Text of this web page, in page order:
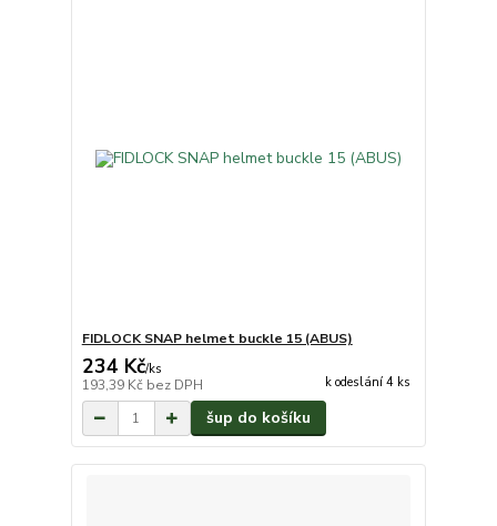
FIDLOCK SNAP helmet buckle 15 (ABUS)
234 Kč/ks
193,39 Kč bez DPH k odeslání 4 ks
šup do košíku